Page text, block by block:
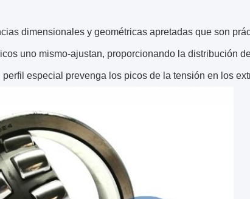
dimensionales y geométricas apretadas que son
uno mismo-ajustan, proporcionando la distribución
especial prevenga los picos de la tensión en los